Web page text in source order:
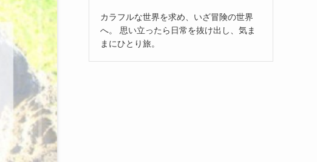
カラフルな世界を求め、いざ冒険の世界
へ。 思い立ったら日常を抜け出し、気ま
まにひとり旅。